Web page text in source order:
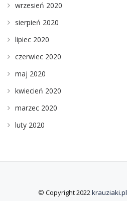
wrzesień 2020
sierpień 2020
lipiec 2020
czerwiec 2020
maj 2020
kwiecień 2020
marzec 2020
luty 2020
© Copyright 2022krauziaki.pl